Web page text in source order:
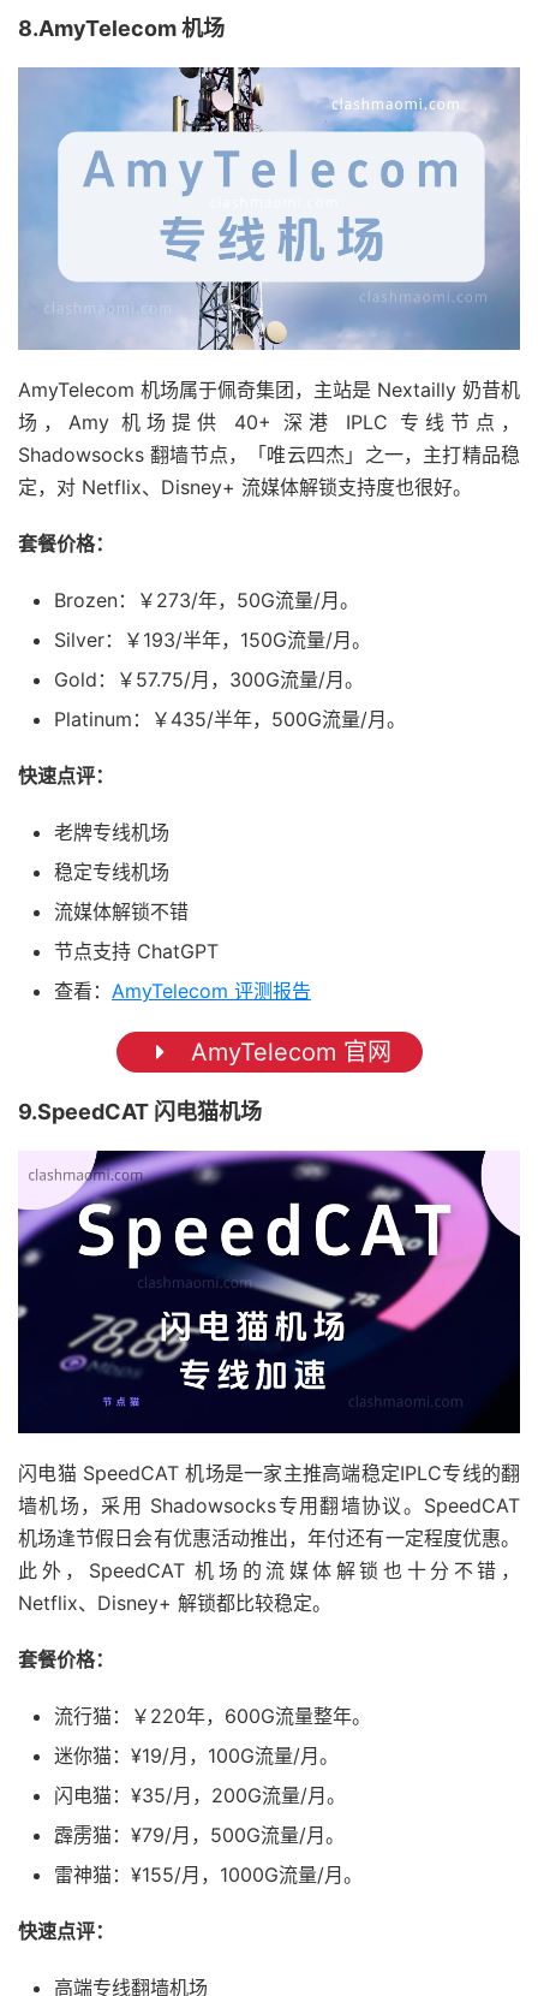
8.AmyTelecom 机场
AmyTelecom 机场属于佩奇集团，主站是 Nextailly 奶昔机
场，Amy 机场提供 40+ 深港 IPLC 专线节点，
Shadowsocks 翻墙节点，「唯云四杰」之一，主打精品稳
定，对 Netflix、Disney+ 流媒体解锁支持度也很好。
套餐价格：
Brozen：￥273/年，50G流量/月。
Silver：￥193/半年，150G流量/月。
Gold：￥57.75/月，300G流量/月。
Platinum：￥435/半年，500G流量/月。
快速点评：
老牌专线机场
稳定专线机场
流媒体解锁不错
节点支持 ChatGPT
查看： AmyTelecom 评测报告
AmyTelecom 官网
9.SpeedCAT 闪电猫机场
闪电猫 SpeedCAT 机场是一家主推高端稳定IPLC专线的翻
墙机场，采用 Shadowsocks专用翻墙协议。SpeedCAT
机场逢节假日会有优惠活动推出，年付还有一定程度优惠。
此外，SpeedCAT 机场的流媒体解锁也十分不错，
Netflix、Disney+ 解锁都比较稳定。
套餐价格：
流行猫：￥220年，600G流量整年。
迷你猫：¥19/月，100G流量/月。
闪电猫：¥35/月，200G流量/月。
霹雳猫：¥79/月，500G流量/月。
雷神猫：¥155/月，1000G流量/月。
快速点评：
高端专线翻墙机场